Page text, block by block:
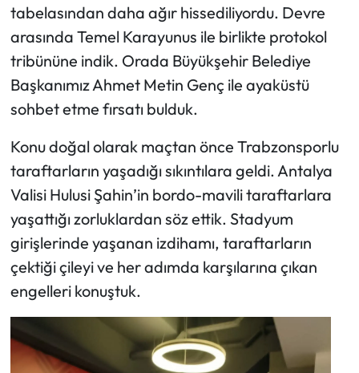
tabelasından daha ağır hissediliyordu. Devre
arasında Temel Karayunus ile birlikte protokol
tribününe indik. Orada Büyükşehir Belediye
Başkanımız Ahmet Metin Genç ile ayaküstü
sohbet etme fırsatı bulduk.
Konu doğal olarak maçtan önce Trabzonsporlu
taraftarların yaşadığı sıkıntılara geldi. Antalya
Valisi Hulusi Şahin’in bordo-mavili taraftarlara
yaşattığı zorluklardan söz ettik. Stadyum
girişlerinde yaşanan izdihamı, taraftarların
çektiği çileyi ve her adımda karşılarına çıkan
engelleri konuştuk.